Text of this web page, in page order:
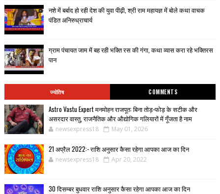
नशे में बर्बाद हो रही देश की युवा पीढ़ी, श्री राम महायज्ञ में बोले कथा वाचक
पंडित अनिरुध्राचार्य
ग्राम पंचायत जाम में बह रही भक्ति रस की गंगा, कथा व्यास करा रहे भक्तिरस
पान
ज्योतिष COMMENTS
Astro Vastu Expert मनमोहन राजपूत: बिना तोड़-फोड़ के सटीक और
असरदार वास्तु, राजनैतिक और औद्योगिक गलियारों में गूँजता है नाम
newsexpress18 May 01, 2026
21 अप्रैल 2022:- राशि अनुसार कैसा रहेगा आपका आज का दिन
newsexpress18 Apr 20, 2022
30 दिसम्बर बुधवार राशि अनुसार कैसा रहेगा आपका आज का दिन